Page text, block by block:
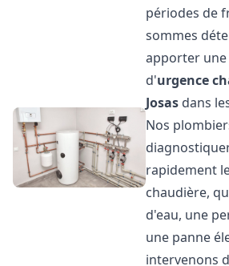
périodes de
sommes
apporter
d'urgence
Josas dans
Nos
rapidement
chaudière,
d'eau, une
une panne
intervenons